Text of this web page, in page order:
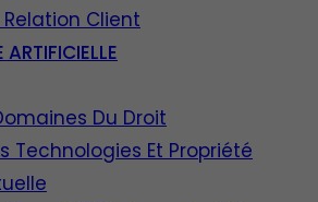
Client
ARTIFICIELLE
Du Droit
Technologies Et Propriété